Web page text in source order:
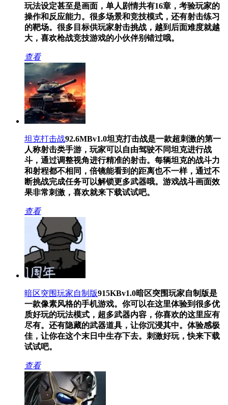
玩法设定甚至是画面，单人剧情共有16章，考验玩家的
操作和反应能力。很多场景和竞技模式，还有射击练习
的靶场。很多目标供玩家射击挑战，越到后面难度就越
大，喜欢枪战竞技游戏的小伙伴别错过哦。
查看
坦克打击战92.6MBv1.0坦克打击战是一款超刺激的第一
人称射击类手游，玩家可以自由驾驶不同坦克进行战
斗，通过调整视角进行精准的射击。每辆坦克的战斗力
和射程都不相同，倍镜能看到的距离也不一样，通过不
断挑战完成任务可以解锁更多武器哦。游戏战斗画面效
果非常刺激，喜欢就来下载试试吧。
查看
暗区突围玩家自制版915KBv1.0暗区突围玩家自制版是
一款像素风格的手机游戏。你可以在这里体验到很多优
质好玩的玩法模式，超多武器内容，你喜欢的这里应有
尽有。还有隐藏的武器道具，让你沉浸其中。体验感极
佳，让你在这个末日中生存下去。刺激好玩，快来下载
试试吧。
查看